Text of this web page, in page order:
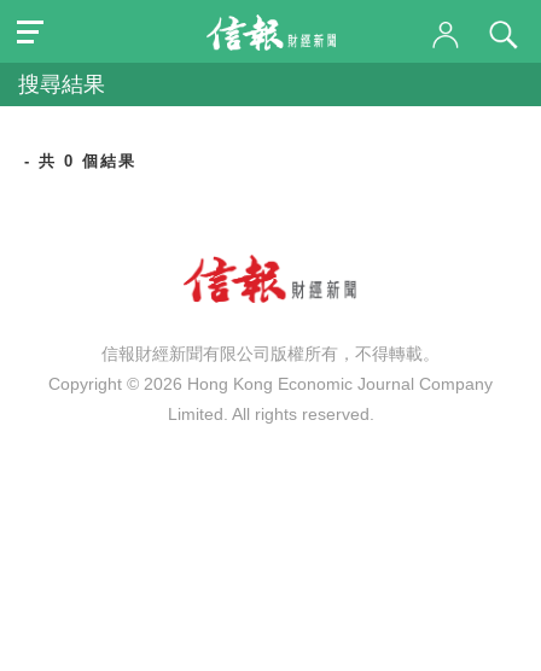
搜尋結果
- 共 0 個結果
信報財經新聞有限公司版權所有，不得轉載。
Copyright © 2026 Hong Kong Economic Journal Company
Limited. All rights reserved.